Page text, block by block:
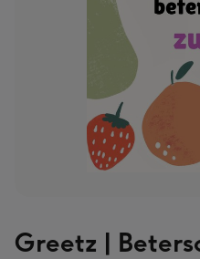
Greetz |